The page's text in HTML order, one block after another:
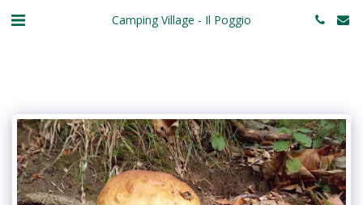
Camping Village - Il Poggio